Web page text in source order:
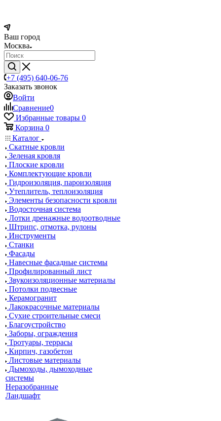
Ваш город
Москва
+7 (495) 640-06-76
Заказать звонок
Войти
Сравнение0
Избранные товары 0
Корзина 0
Каталог
Скатные кровли
Зеленая кровля
Плоские кровли
Комплектующие кровли
Гидроизоляция, пароизоляция
Утеплитель, теплоизоляция
Элементы безопасности кровли
Водосточная система
Лотки дренажные водоотводные
Штрипс, отмотка, рулоны
Инструменты
Станки
Фасады
Навесные фасадные системы
Профилированный лист
Звукоизоляционные материалы
Потолки подвесные
Керамогранит
Лакокрасочные материалы
Сухие строительные смеси
Благоустройство
Заборы, ограждения
Тротуары, террасы
Кирпич, газобетон
Листовые материалы
Дымоходы, дымоходные
системы
Неразобранные
Ландшафт